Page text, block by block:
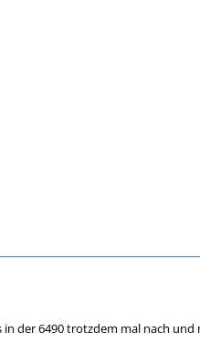
der 6490 trotzdem mal nach